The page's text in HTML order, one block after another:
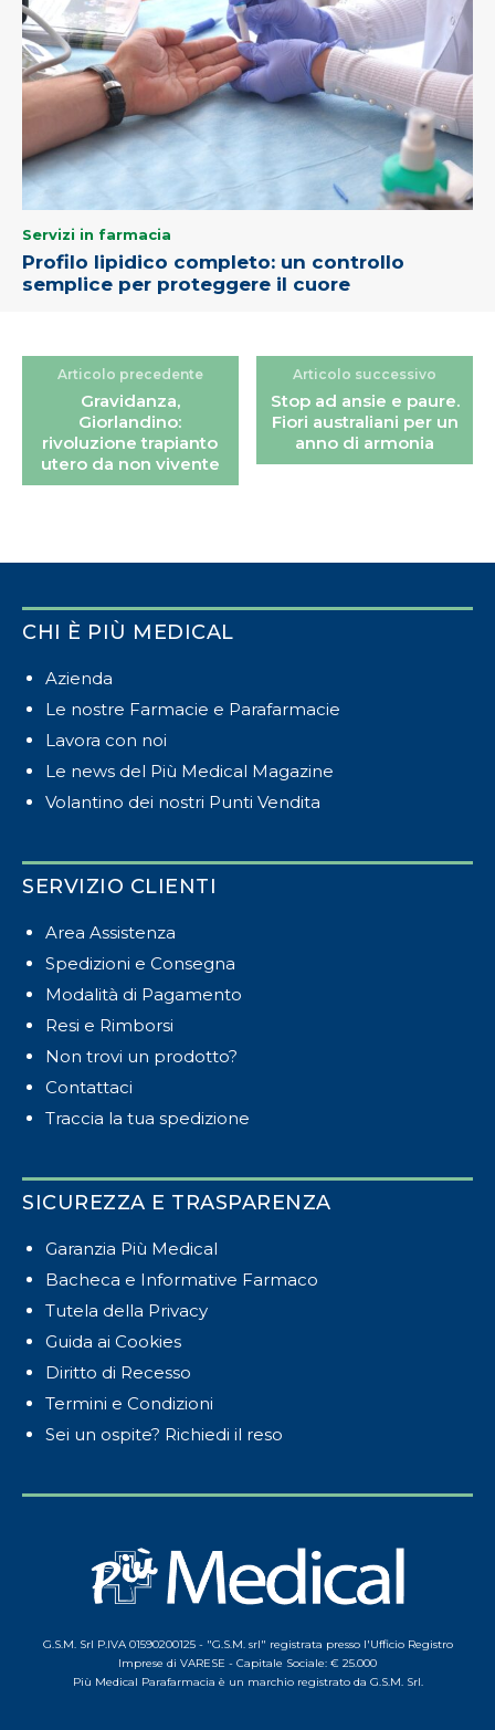
Servizi in farmacia
Profilo lipidico completo: un controllo
semplice per proteggere il cuore
Articolo precedente
Gravidanza,
Giorlandino:
rivoluzione trapianto
utero da non vivente
Articolo successivo
Stop ad ansie e paure.
Fiori australiani per un
anno di armonia
CHI È PIÙ MEDICAL
Azienda
Le nostre Farmacie e Parafarmacie
Lavora con noi
Le news del Più Medical Magazine
Volantino dei nostri Punti Vendita
SERVIZIO CLIENTI
Area Assistenza
Spedizioni e Consegna
Modalità di Pagamento
Resi e Rimborsi
Non trovi un prodotto?
Contattaci
Traccia la tua spedizione
SICUREZZA E TRASPARENZA
Garanzia Più Medical
Bacheca e Informative Farmaco
Tutela della Privacy
Guida ai Cookies
Diritto di Recesso
Termini e Condizioni
Sei un ospite? Richiedi il reso
G.S.M. Srl P.IVA 01590200125 - "G.S.M. srl" registrata presso l'Ufficio Registro
Imprese di VARESE - Capitale Sociale: € 25.000
Più Medical Parafarmacia è un marchio registrato da G.S.M. Srl.